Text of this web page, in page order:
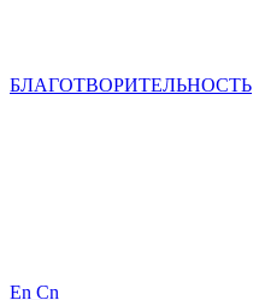
БЛАГОТВОРИТЕЛЬНОСТЬ
En Cn